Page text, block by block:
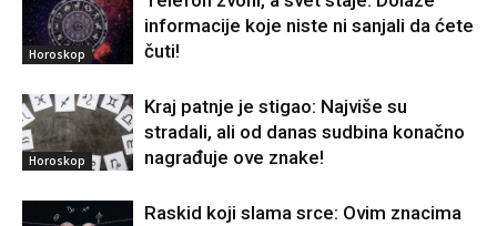
Horoskop
informacije koje niste ni sanjali da ćete
čuti!
Horoskop
Kraj patnje je stigao: Najviše su
stradali, ali od danas sudbina konačno
nagrađuje ove znake!
Raskid koji slama srce: Ovim znacima